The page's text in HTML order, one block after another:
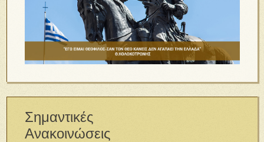
Σημαντικές
Ανακοινώσεις